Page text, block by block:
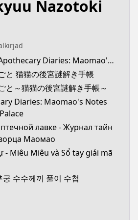
series/kusuriya-
series/149254/list
Nazotoki
synonyms:The Apothecary Diaries: Maomao's Notes from the Inner Palace
と 猫猫の後宮謎解き手帳
と～猫猫の後宮謎解き手帳～
Diaries: Maomao's Notes
лавке - Журнал тайн
Маомао
- Miêu Miêu và Sổ tay giải mã
수수께끼 풀이 수첩